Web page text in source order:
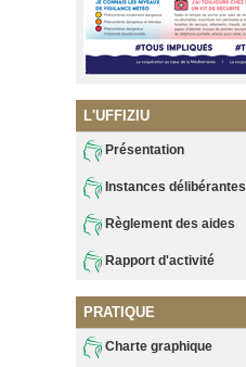
L'UFFIZIU
Présentation
Instances délibérantes
Règlement des aides
Rapport d'activité
PRATIQUE
Charte graphique